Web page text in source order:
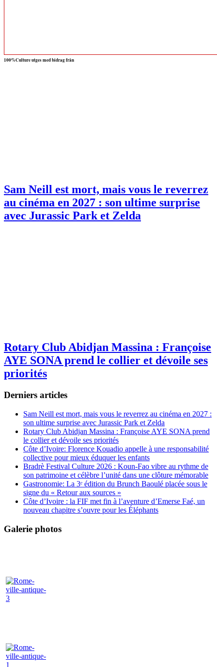
100%Culture utges med bidrag från
Sam Neill est mort, mais vous le reverrez
au cinéma en 2027 : son ultime surprise
avec Jurassic Park et Zelda
Rotary Club Abidjan Massina : Françoise
AYE SONA prend le collier et dévoile ses
priorités
Derniers articles
Sam Neill est mort, mais vous le reverrez au cinéma en 2027 :
son ultime surprise avec Jurassic Park et Zelda
Rotary Club Abidjan Massina : Françoise AYE SONA prend
le collier et dévoile ses priorités
Côte d’Ivoire: Florence Kouadio appelle à une responsabilité
collective pour mieux éduquer les enfants
Bradrè Festival Culture 2026 : Koun-Fao vibre au rythme de
son patrimoine et célèbre l’unité dans une clôture mémorable
Gastronomie: La 3ᵉ édition du Brunch Baoulé placée sous le
signe du « Retour aux sources »
Côte d’Ivoire : la FIF met fin à l’aventure d’Emerse Faé, un
nouveau chapitre s’ouvre pour les Éléphants
Galerie photos